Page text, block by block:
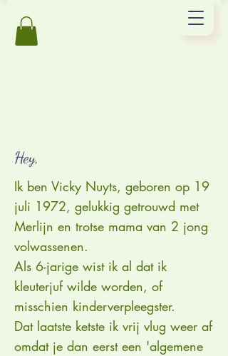
Hey,
Ik ben Vicky Nuyts, geboren op 19
juli 1972, gelukkig getrouwd met
Merlijn en trotse mama van 2 jong
volwassenen.
Als 6-jarige wist ik al dat ik
kleuterjuf wilde worden, of
misschien kinderverpleegster.
Dat laatste ketste ik vrij vlug weer af
omdat je dan eerst een 'algemene